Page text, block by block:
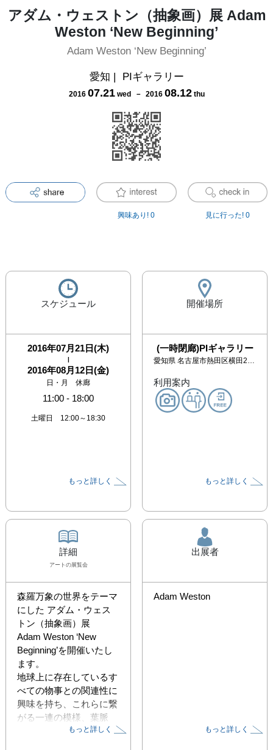
アダム・ウェストン（抽象画）展 Adam
Weston ‘New Beginning’
Adam Weston ‘New Beginning’
愛知 | PIギャラリー
2016 07.21 wed － 2016 08.12 thu
興味あり! 0 見に行った! 0
スケジュール
2016年07月21日(木)
|
2016年08月12日(金)
日・月 休廊
11:00 - 18:00
土曜日 12:00～18:30
もっと詳しく
開催場所
(一時閉廊)PIギャラリー
愛知県 名古屋市熱田区横田2-2-9
利用案内
もっと詳しく
詳細
アート の展覧会
森羅万象の世界をテーマ
にした アダム・ウェス
トン（抽象画）展
Adam Weston ‘New
Beginning’を開催いたし
ます。
地球上に存在しているす
べての物事との関連性に
興味を持ち、これらに繋
がる一連の模様、葉脈
や、木の根、海の中の珊
もっと詳しく
出展者
Adam Weston
もっと詳しく